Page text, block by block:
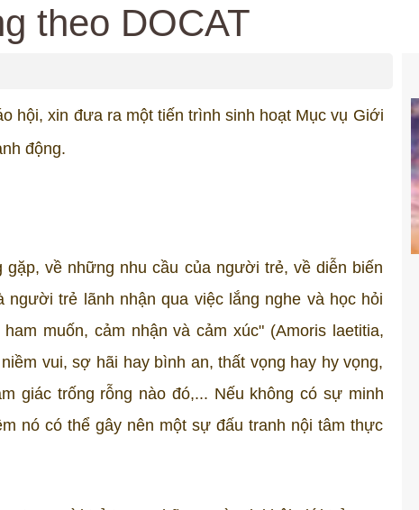
theo DOCAT
hội, xin đưa ra một tiến trình sinh hoạt Mục vụ Giới
động.
về những nhu cầu của người trẻ, về diễn biến
trẻ lãnh nhận qua việc lắng nghe và học hỏi
muốn, cảm nhận và cảm xúc" (Amoris laetitia,
vui, sợ hãi hay bình an, thất vọng hay hy vọng,
giác trống rỗng nào đó,... Nếu không có sự minh
nó có thể gây nên một sự đấu tranh nội tâm thực